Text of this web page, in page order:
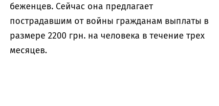
беженцев. Сейчас она предлагает
пострадавшим от войны гражданам выплаты в
размере 2200 грн. на человека в течение трех
месяцев.